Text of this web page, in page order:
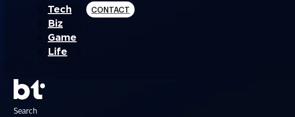
Tech
Biz
Game
Life
CONTACT
Search